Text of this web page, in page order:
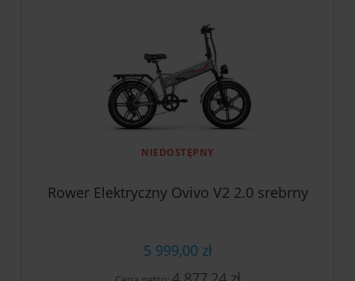
NIEDOSTĘPNY
Rower Elektryczny Ovivo V2 2.0 srebrny
5 999,00 zł